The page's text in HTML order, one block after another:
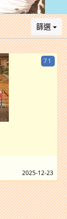
篩選
71
2025-12-23